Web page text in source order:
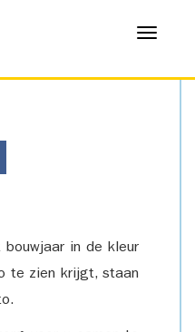
Menu
in de kleur
te zien krijgt, staan